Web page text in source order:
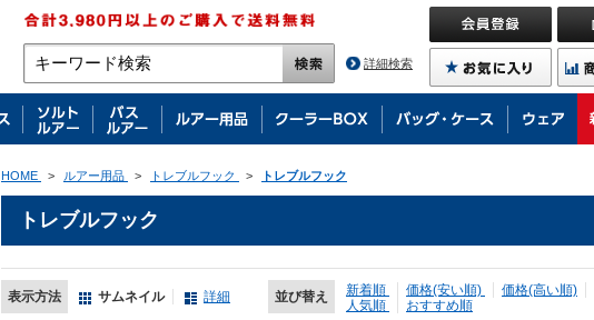
詳細検索
HOME > ルアー用品 > トレブルフック > トレブルフック
トレブルフック
表示方法 サムネイル 詳細 並び替え 新着順 価格(安い順)
価格(高い順)
人気順
おすすめ順